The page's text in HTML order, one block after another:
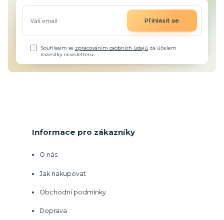
Přihlásit se
Souhlasím se zpracováním osobních údajů za účelem
rozesílky newsletteru.
Informace pro zákazníky
O nás
Jak nakupovat
Obchodní podmínky
Doprava